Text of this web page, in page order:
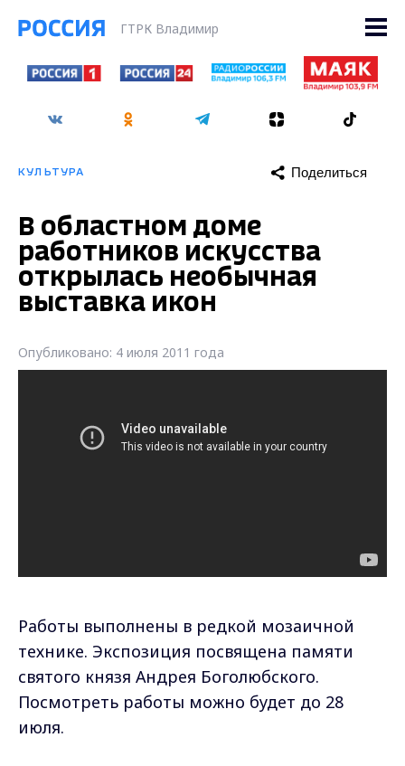
ГТРК Владимир
КУЛЬТУРА Поделиться
В областном доме
работников искусства
открылась необычная
выставка икон
Опубликовано: 4 июля 2011 года
Работы выполнены в редкой мозаичной
технике. Экспозиция посвящена памяти
святого князя Андрея Боголюбского.
Посмотреть работы можно будет до 28
июля.